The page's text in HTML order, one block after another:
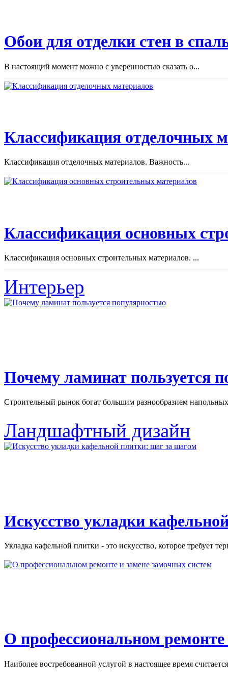
Обои для отделки стен в
В настоящий момент можно с уверенностью сказать о...
Классификация отделочных
Классификация отделочных материалов. Важность...
Классификация основных
Классификация основных строительных материалов. ...
Интерьер
Почему ламинат пользуется
Строительный рынок богат большим разнообразием
Ландшафтный дизайн
Искусство укладки
Укладка кафельной плитки - это искусство, которое требует
О профессиональном
Наиболее востребованной услугой в настоящее время